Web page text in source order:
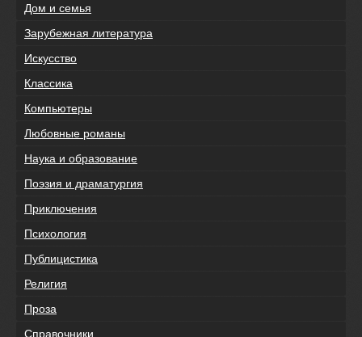
Дом и семья
Зарубежная литература
Искусство
Классика
Компьютеры
Любовные романы
Наука и образование
Поэзия и драматургия
Приключения
Психология
Публицистика
Религия
Проза
Справочники